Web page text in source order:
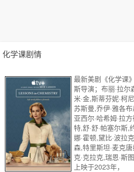
化学课剧情
最新美剧《化学课
斯导演；布丽·拉尔
米·金,斯蒂芬妮·柯
苏斯曼,乔伊·雅各
亚西尔·哈希姆·拉
特,舒·舒·帕塞尔斯,
娜·霍顿,黛比·波拉
森,特里斯坦·麦克
克·克拉克,瑞恩·斯
上映于2023年，